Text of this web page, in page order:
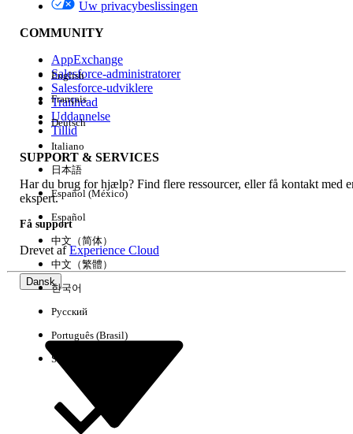
Version
Experience
Ryd alle Udført
Uw privacybeslissingen
COMMUNITY
AppExchange
Salesforce-administratorer
Salesforce-udviklere
Trailhead
Uddannelse
Tillid
SUPPORT & SERVICES
Har du brug for hjælp? Find flere ressourcer, eller få kontakt med
ekspert.
Få support
Drevet afExperience Cloud
Dansk
English
Français
Deutsch
Italiano
日本語
Español (México)
Español
中文（简体）
中文（繁體）
한국어
Русский
Português (Brasil)
Suomi